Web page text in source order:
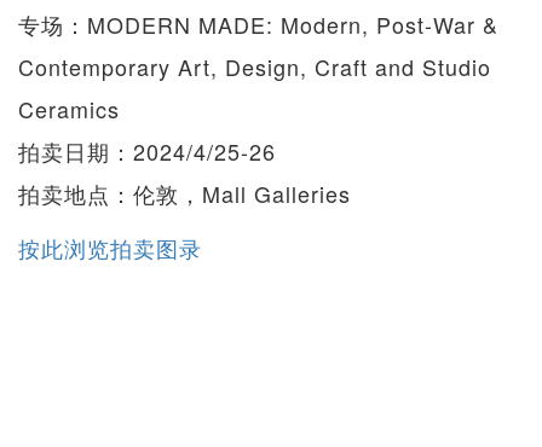
专场：MODERN MADE: Modern, Post-War &
Contemporary Art, Design, Craft and Studio
Ceramics
拍卖日期：2024/4/25-26
拍卖地点：伦敦，Mall Galleries
按此浏览拍卖图录